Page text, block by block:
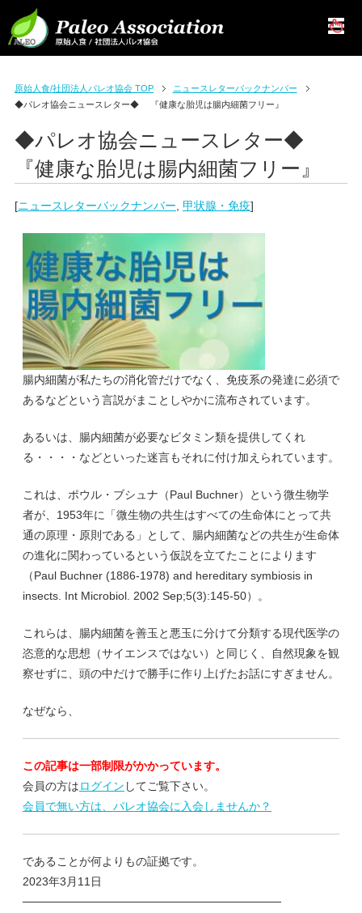
原始人食/社団法人パレオ協会 TOP
ニュースレターバックナンバー
◆パレオ協会ニュースレター◆ 『健康な胎児は腸内細菌フリー』
◆パレオ協会ニュースレター◆
『健康な胎児は腸内細菌フリー』
[ニュースレターバックナンバー 甲状腺・免疫]
腸内細菌が私たちの消化管だけでなく、免疫系の発達に必須で
あるなどという言説がまことしやかに流布されています。
あるいは、腸内細菌が必要なビタミン類を提供してくれ
る・・・・などといった迷言もそれに付け加えられています。
これは、ポウル・ブシュナ（Paul Buchner）という微生物学
者が、1953年に「微生物の共生はすべての生命体にとって共
通の原理・原則である」として、腸内細菌などの共生が生命体
の進化に関わっているという仮説を立てたことによります
（Paul Buchner (1886-1978) and hereditary symbiosis in
insects. Int Microbiol. 2002 Sep;5(3):145-50）。
これらは、腸内細菌を善玉と悪玉に分けて分類する現代医学の
恣意的な思想（サイエンスではない）と同じく、自然現象を観
察せずに、頭の中だけで勝手に作り上げたお話にすぎません。
なぜなら、
この記事は一部制限がかかっています。
会員の方はログイン してご覧下さい。
会員で無い方は、パレオ協会に入会しませんか？
であることが何よりもの証拠です。
2023年3月11日
────────────────────────────────